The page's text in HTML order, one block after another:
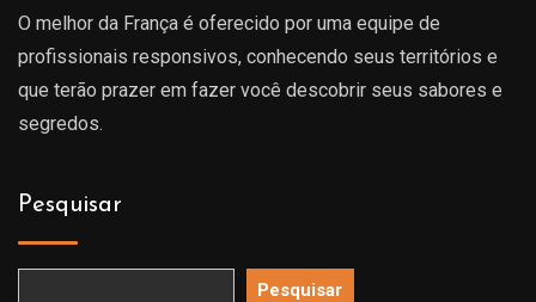
O melhor da França é oferecido por uma equipe de
profissionais responsivos, conhecendo seus territórios e
que terão prazer em fazer você descobrir seus sabores e
segredos.
Pesquisar
Pesquisar